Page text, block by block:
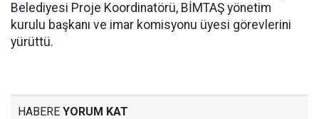
Belediyesi Proje Koordinatörü, BİMTAŞ yönetim
kurulu başkanı ve imar komisyonu üyesi görevlerini
yürüttü.
HABERE YORUM KAT